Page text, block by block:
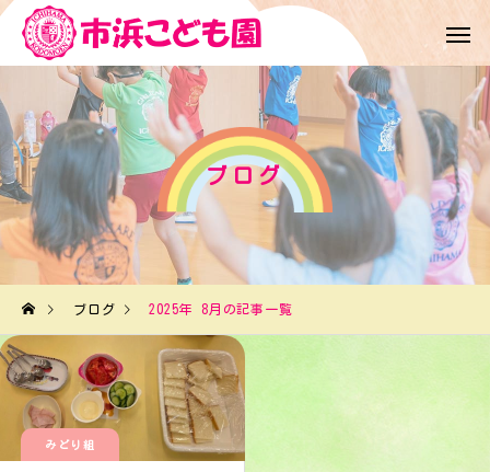
ブログ
ブログ 2025年 8月の記事一覧
みどり組